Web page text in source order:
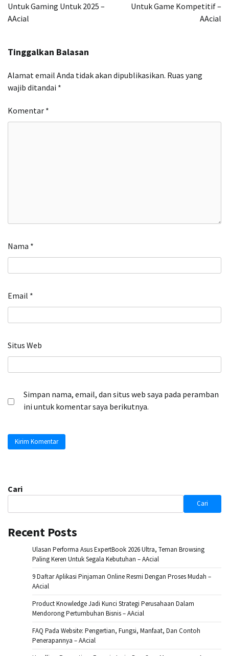
Untuk Gaming Untuk 2025 –
AAcial
Untuk Game Kompetitif –
AAcial
Tinggalkan Balasan
Alamat email Anda tidak akan dipublikasikan. Ruas yang
wajib ditandai *
Komentar *
Nama *
Email *
Situs Web
Simpan nama, email, dan situs web saya pada peramban
ini untuk komentar saya berikutnya.
Cari
Cari
Recent Posts
Ulasan Performa Asus ExpertBook 2026 Ultra, Teman Browsing
Paling Keren Untuk Segala Kebutuhan – AAcial
9 Daftar Aplikasi Pinjaman Online Resmi Dengan Proses Mudah –
AAcial
Product Knowledge Jadi Kunci Strategi Perusahaan Dalam
Mendorong Pertumbuhan Bisnis – AAcial
FAQ Pada Website: Pengertian, Fungsi, Manfaat, Dan Contoh
Penerapannya – AAcial